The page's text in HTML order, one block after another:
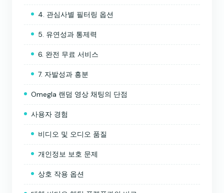
4. 관심사별 필터링 옵션
5. 유연성과 통제력
6. 완전 무료 서비스
7. 자발성과 흥분
Omegla 랜덤 영상 채팅의 단점
사용자 경험
비디오 및 오디오 품질
개인정보 보호 문제
상호 작용 옵션